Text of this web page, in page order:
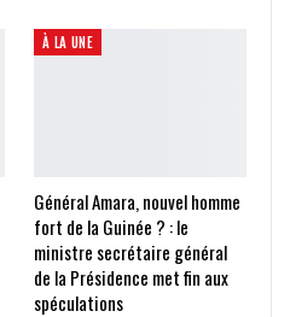
À LA UNE
Général Amara, nouvel homme
fort de la Guinée ? : le
ministre secrétaire général
de la Présidence met fin aux
spéculations